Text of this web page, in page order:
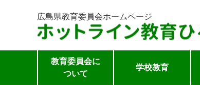
広島県教育委員会ホームページ
教育委員会に
ついて
学校教育